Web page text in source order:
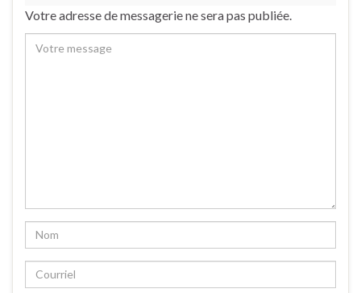
Votre adresse de messagerie ne sera pas publiée.